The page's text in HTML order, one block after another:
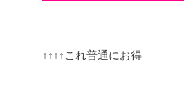
↑↑↑↑これ普通にお得